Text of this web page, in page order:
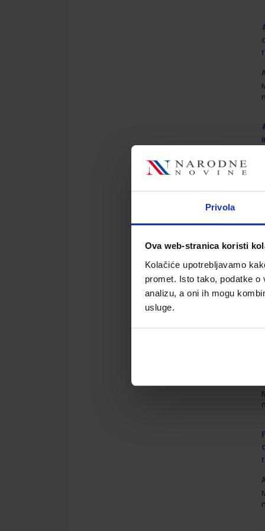
Privola
Ova web-stranica koristi
Kolačiće upotrebljavamo
promet. Isto tako, podatke
analizu, a oni ih mogu
usluge.